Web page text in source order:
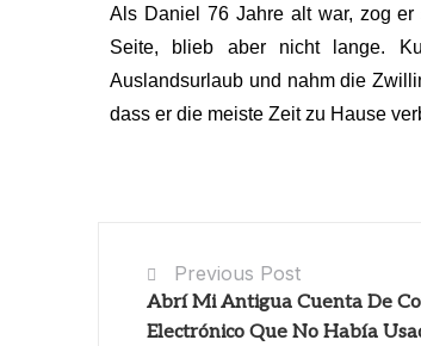
Als Daniel 76 Jahre alt war, zog
Seite, blieb aber nicht lange.
Auslandsurlaub und nahm die
dass er die meiste Zeit zu Hause
Previous Post
Abrí Mi Antigua Cuenta De
Electrónico Que No Había